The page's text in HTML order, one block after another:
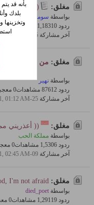
مغلق: (((( يَا
بواسطة سومـا
ردود 10
1,183 مشاهدات
0 معجبون
آخر مشاركة 15-Sep-2011, 02:52 AM
مغلق: من قلمي الخاص
بواسطة نهير
ردود 12
876 مشاهدات
0 معجبون
آخر مشاركة 25-Aug-2011, 01:12 AM
مغلق: (( أعذريني
بواسطة مملكة الحب
ردود 6
1,530 مشاهدات
0 معجبون
آخر مشاركة 09-Aug-2011, 02:45 AM
مغلق: I'm not afraid
بواسطة died_poet
ردود 19
1,291 مشاهدات
0 معجبون
بأنه قد
بلدك
وتخزينها